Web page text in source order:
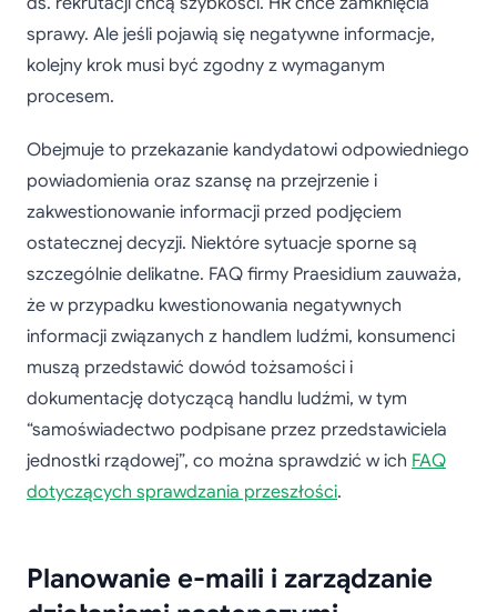
sprawy. Ale jeśli pojawią się negatywne informacje,
kolejny krok musi być zgodny z wymaganym
procesem.
Obejmuje to przekazanie kandydatowi odpowiedniego
powiadomienia oraz szansę na przejrzenie i
zakwestionowanie informacji przed podjęciem
ostatecznej decyzji. Niektóre sytuacje sporne są
szczególnie delikatne. FAQ firmy Praesidium zauważa,
że w przypadku kwestionowania negatywnych
informacji związanych z handlem ludźmi, konsumenci
muszą przedstawić dowód tożsamości i
dokumentację dotyczącą handlu ludźmi, w tym
“samoświadectwo podpisane przez przedstawiciela
jednostki rządowej”, co można sprawdzić w ich FAQ
dotyczących sprawdzania przeszłości.
Planowanie e-maili i zarządzanie